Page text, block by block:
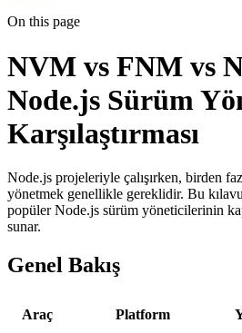
On this page
NVM vs FNM vs
Node.js Sürüm
Karşılaştırması
Node.js projeleriyle çalışırken, birden
yönetmek genellikle gereklidir. Bu
popüler Node.js sürüm yöneticilerinin
sunar.
Genel Bakış
Araç Platform